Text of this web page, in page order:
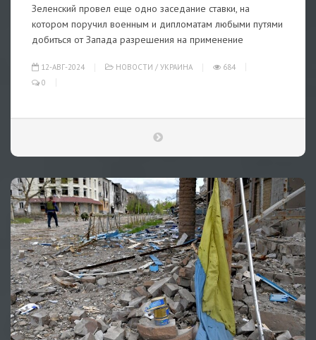
Зеленский провел еще одно заседание ставки, на
котором поручил военным и дипломатам любыми путями
добиться от Запада разрешения на применение
12-АВГ-2024 НОВОСТИ / УКРАИНА
684
0